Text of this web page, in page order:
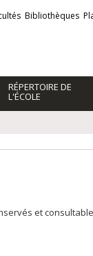
Bibliothèques
RÉPERTOIRE DE
L'ÉCOLE
et